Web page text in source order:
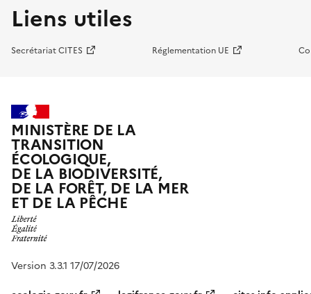
Liens utiles
Secrétariat CITES Réglementation UE
MINISTÈRE DE LA
TRANSITION
ÉCOLOGIQUE,
DE LA BIODIVERSITÉ,
DE LA FORÊT, DE LA MER
ET DE LA PÊCHE
Version 3.3.1 17/07/2026